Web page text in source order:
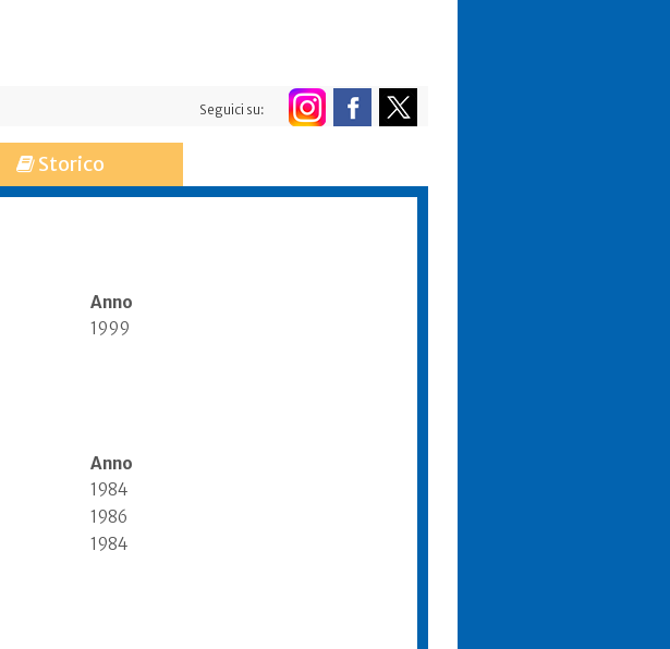
Seguici su:
Storico
Anno
1999
Anno
1984
1986
1984